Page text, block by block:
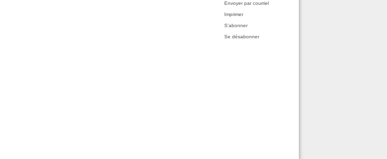
Envoyer par courriel
Imprimer
S'abonner
Se désabonner